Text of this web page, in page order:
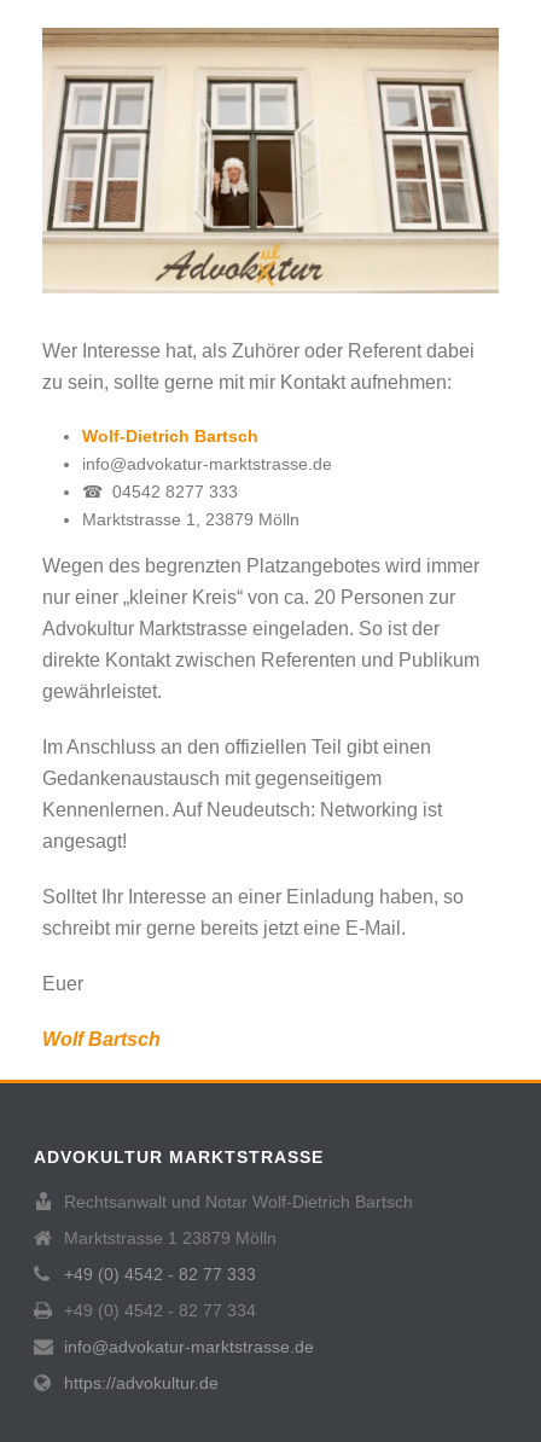
Wer Interesse hat, als Zuhörer oder Referent dabei
zu sein, sollte gerne mit mir Kontakt aufnehmen:
Wolf-Dietrich Bartsch
info@advokatur-marktstrasse.de
☎ 04542 8277 333
Marktstrasse 1, 23879 Mölln
Wegen des begrenzten Platzangebotes wird immer
nur einer „kleiner Kreis“ von ca. 20 Personen zur
Advokultur Marktstrasse eingeladen. So ist der
direkte Kontakt zwischen Referenten und Publikum
gewährleistet.
Im Anschluss an den offiziellen Teil gibt einen
Gedankenaustausch mit gegenseitigem
Kennenlernen. Auf Neudeutsch: Networking ist
angesagt!
Solltet Ihr Interesse an einer Einladung haben, so
schreibt mir gerne bereits jetzt eine E-Mail.
Euer
Wolf Bartsch
ADVOKULTUR MARKTSTRASSE
Rechtsanwalt und Notar Wolf-Dietrich Bartsch
Marktstrasse 1 23879 Mölln
+49 (0) 4542 - 82 77 333
+49 (0) 4542 - 82 77 334
info@advokatur-marktstrasse.de
https://advokultur.de